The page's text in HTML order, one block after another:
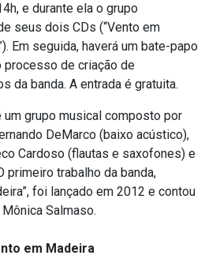
e durante ela o grupo
seus dois CDs (“Vento em
Em seguida, haverá um bate-papo
de criação de
da banda. A entrada é gratuita.
um grupo musical composto por
DeMarco (baixo acústico),
Cardoso (flautas e saxofones) e
primeiro trabalho da banda,
foi lançado em 2012 e contou
Salmaso.
em Madeira